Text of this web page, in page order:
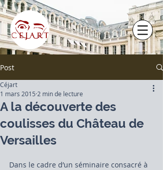
Post
A la découverte des
coulisses du Château de
Versailles
Céjart
1 mars 2015 2 min de lecture
Dans le cadre d’un séminaire consacré à